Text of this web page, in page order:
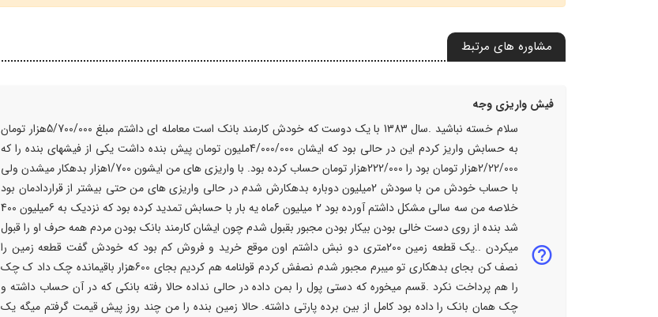
مشاوره های مرتبط
فیش واریزی وجه
سلام خسته نباشید .سال 1383 با یک دوست که خودش کارمند بانک است معامله ای داشتم مبلغ 5/700/000هزار تومان
به حسابش واریز کردم این در حالی بود که ایشان 4/000/000ملیون تومان پیش بنده داشت یکی از فیشهای بنده را که
2/22/000هزار تومان بود را 222/000هزار تومان حساب کرده بود. با واریزی های من ایشون 1/700هزار بدهکار میشدن ولی
با حساب خودش من با سودش 2میلیون دوباره بدهکارش شدم در حالی واریزی های من حتی بیشتر از قراردادمان بود
خلاصه من سه سالی مشکل داشتم آورده بود 2 میلیون 6ماه یه بار با حسابش تمدید کرده بود که نزدیک به 6میلیون 400
شد بنده از روی دست خالی بودن بیکار بودن مجبور بقبول شدم چون ایشان کارمند بانک بودن مردم همه حرف او را قبول
میکردن ..یک قطعه زمین 200متری دو نبش داشتم اون موقع خرید و فروش کم بود که خودش گفت قطعه زمین را
نصف کن بجای بدهکاری تو میبرم مجبور شدم نصفش کردم قولنامه هم کردیم بجای 600هزار باقیمانده چک داد ک چک
را هم پرداخت نکرد .قسم میخوره که دستی پول را بمن داده در حالی نداده حالا رفته بانکی که در آن حساب داشته و
چک همان بانک را داده بود کامل از بین برده پارتی داشته. حالا زمین بنده را من چند روز پیش قیمت گرفتم میگه یک